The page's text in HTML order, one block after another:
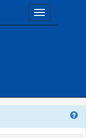
Toggle